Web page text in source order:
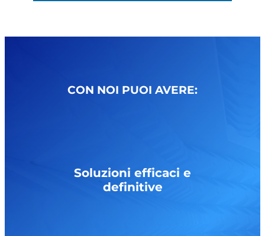
CON NOI PUOI AVERE:
Soluzioni efficaci e
definitive